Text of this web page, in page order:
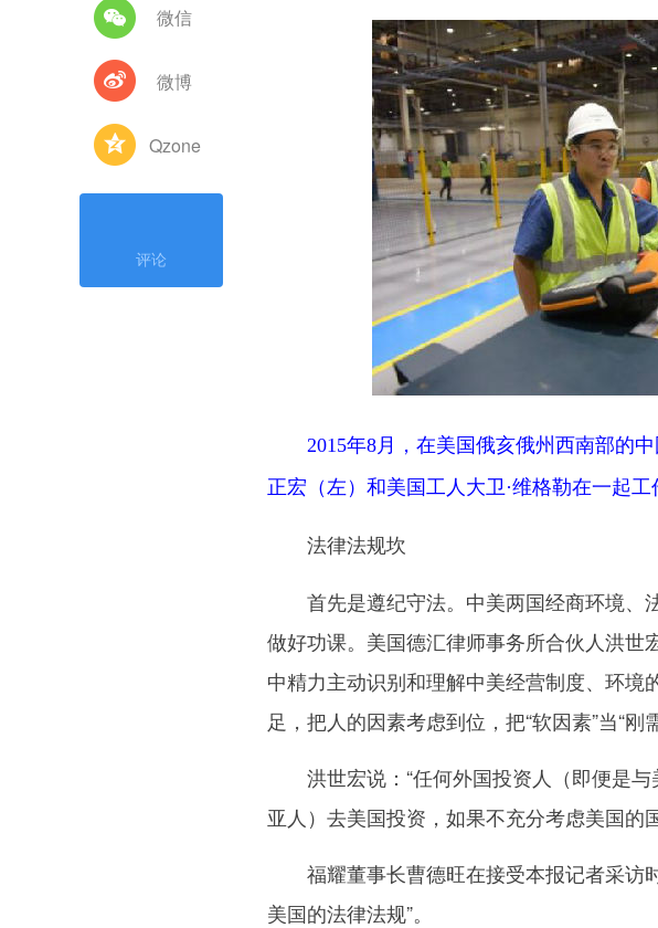
微信
微博
Qzone
评论
2015年8月，在美国俄亥俄州西南部的
正宏（左）和美国工人大卫·维格勒在一起工
法律法规坎
首先是遵纪守法。中美两国经商环境、
做好功课。美国德汇律师事务所合伙人洪
中精力主动识别和理解中美经营制度、环
足，把人的因素考虑到位，把“软因素”当“刚
洪世宏说：“任何外国投资人（即便是与
亚人）去美国投资，如果不充分考虑美国的
福耀董事长曹德旺在接受本报记者采访
美国的法律法规”。